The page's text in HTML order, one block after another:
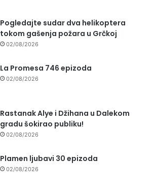
Pogledajte sudar dva helikoptera
tokom gašenja požara u Grčkoj
02/08/2026
La Promesa 746 epizoda
02/08/2026
Rastanak Alye i Džihana u Dalekom
gradu šokirao publiku!
02/08/2026
Plamen ljubavi 30 epizoda
02/08/2026